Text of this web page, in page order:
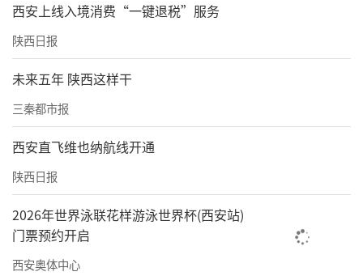
西安上线入境消费“一键退税”服务
陕西日报
未来五年 陕西这样干
三秦都市报
西安直飞维也纳航线开通
陕西日报
2026年世界泳联花样游泳世界杯(西安站)
门票预约开启
西安奥体中心